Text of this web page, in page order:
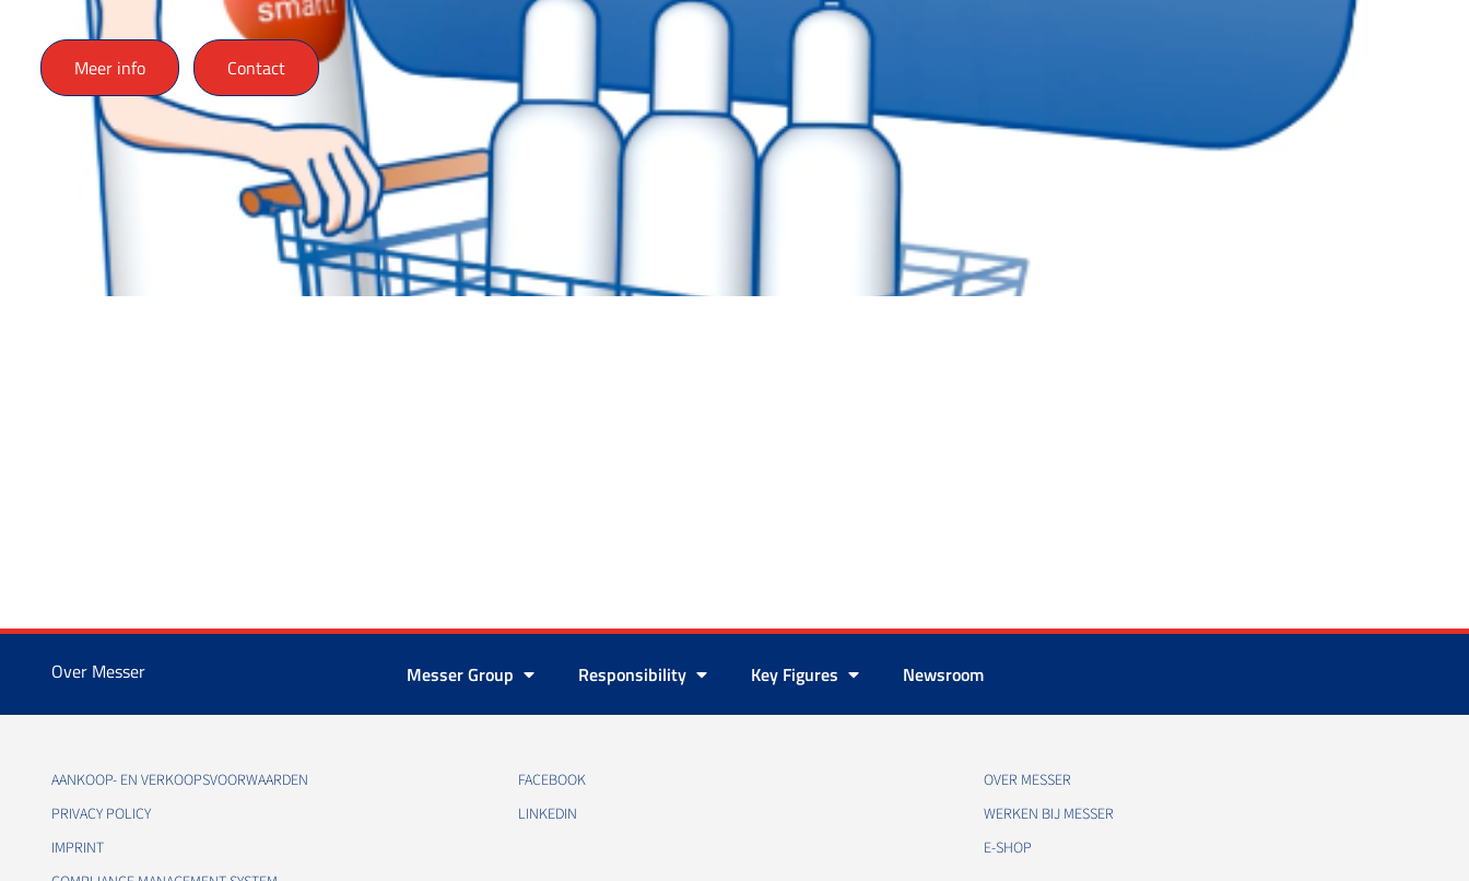
Meer info Contact
Over Messer Messer Group Responsibility Key Figures Newsroom
AANKOOP- EN VERKOOPSVOORWAARDEN
PRIVACY POLICY
IMPRINT
FACEBOOK
LINKEDIN
OVER MESSER
WERKEN BIJ MESSER
E-SHOP